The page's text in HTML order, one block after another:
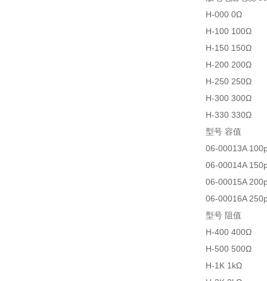
H-000 0Ω
H-100 100Ω
H-150 150Ω
H-200 200Ω
H-250 250Ω
H-300 300Ω
H-330 330Ω
型号 容值
06-00013A
06-00014A
06-00015A
06-00016A
型号 阻值
H-400 400Ω
H-500 500Ω
H-1K 1kΩ